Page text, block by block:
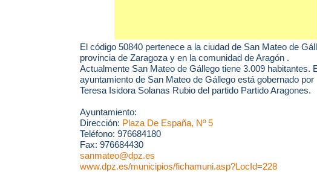
El código 50840 pertenece a la ciudad de San Mateo de
provincia de Zaragoza y en la comunidad de Aragón .
Actualmente San Mateo de Gállego tiene 3.009 habitantes.
ayuntamiento de San Mateo de Gállego está gobernado por
Teresa Isidora Solanas Rubio del partido Partido Aragones.
Ayuntamiento:
Dirección: Plaza De España, Nº 5
Teléfono: 976684180
Fax: 976684430
sanmateo@dpz.es
www.dpz.es/municipios/fichamuni.asp?LocId=228